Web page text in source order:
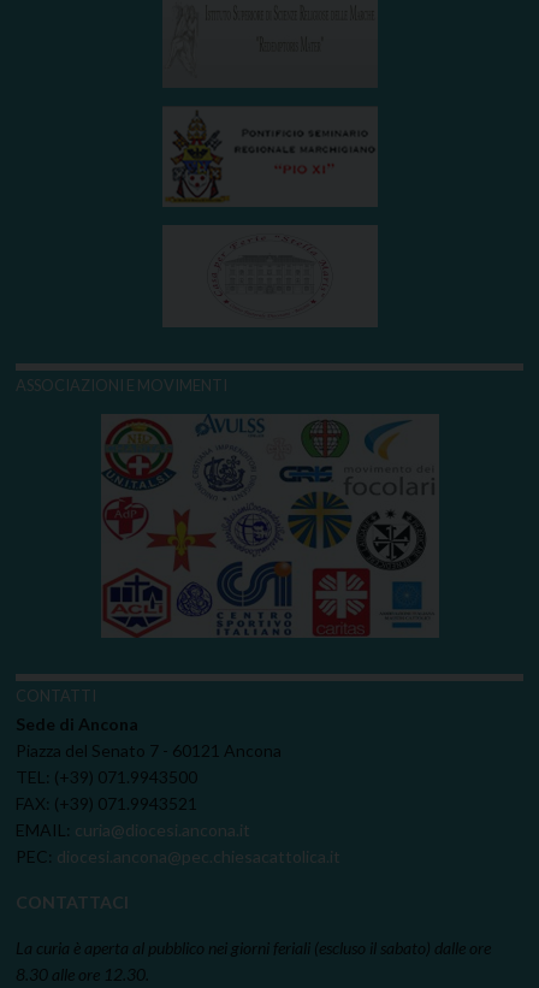
ASSOCIAZIONI E MOVIMENTI
CONTATTI
Sede di Ancona
Piazza del Senato 7 - 60121 Ancona
TEL: (+39) 071.9943500
FAX: (+39) 071.9943521
EMAIL: curia@diocesi.ancona.it
PEC: diocesi.ancona@pec.chiesacattolica.it
CONTATTACI
La curia è aperta al pubblico nei giorni feriali (escluso il sabato) dalle ore
8.30 alle ore 12.30.